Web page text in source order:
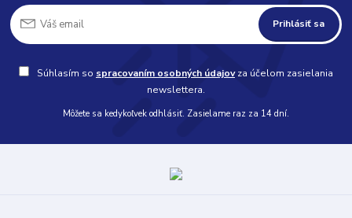
Prihlásiť sa
Súhlasím so spracovaním osobných údajovza účelom zasielania
newslettera.
Môžete sa kedykoľvek odhlásiť. Zasielame raz za 14 dní.